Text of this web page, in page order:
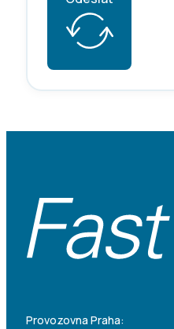
Provozovna Praha: